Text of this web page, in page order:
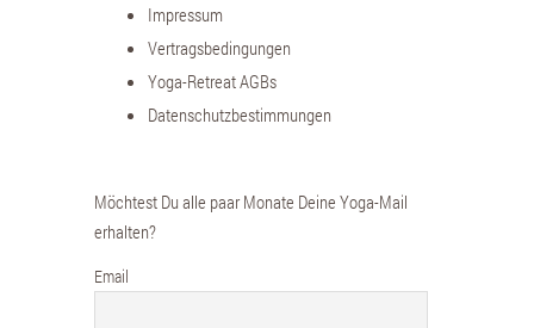
Impressum
Vertragsbedingungen
Yoga-Retreat AGBs
Datenschutzbestimmungen
Möchtest Du alle paar Monate Deine Yoga-Mail
erhalten?
Email